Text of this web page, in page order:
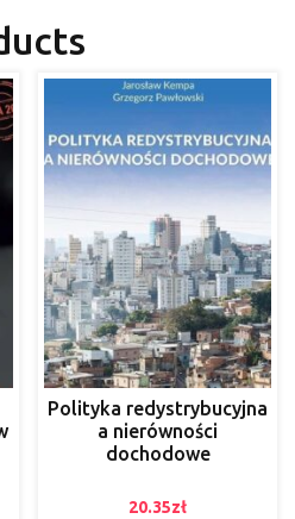
Polityka redystrybucyjna
a nierówności
dochodowe
20.35zł